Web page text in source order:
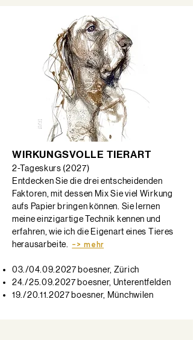
WIRKUNGSVOLLE TIERART
2-Tageskurs (2027)
Entdecken Sie die drei entscheidenden
Faktoren, mit dessen Mix Sie viel Wirkung
aufs Papier bringen können. Sie lernen
meine einzigartige Technik kennen und
erfahren, wie ich die Eigenart eines Tieres
herausarbeite.
-> mehr
03./04.09.2027 boesner, Zürich
24./25.09.2027 boesner, Unterentfelden
19./20.11.2027 boesner, Münchwilen